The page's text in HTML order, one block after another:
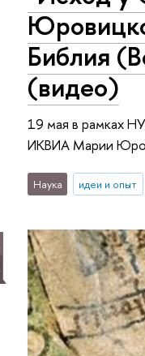
Библия
(видео)
19 мая в рамках
ИКВИА Марии
Наука идеи и опыт